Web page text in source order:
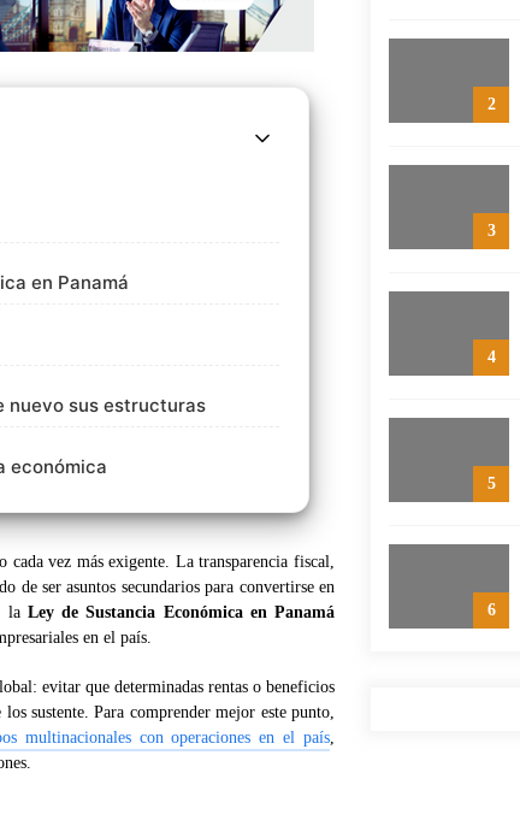
en Panamá
nuevo sus estructuras
económica
vez más exigente. La transparencia fiscal,
de ser asuntos secundarios para convertirse en
la Ley de Sustancia Económica en Panamá
en el país.
evitar que determinadas rentas o beneficios
sustente. Para comprender mejor este punto,
multinacionales con operaciones en el país,
2
3
4
5
6